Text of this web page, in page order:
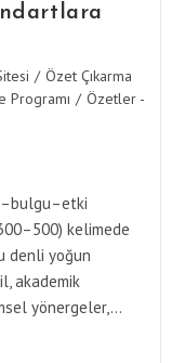
/ Özet Çıkarma
Programı / Özetler -
kelimede
denli yoğun
akademik
yönergeler,…